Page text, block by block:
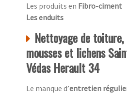
Les produits en Fibro-ciment
Les enduits
Nettoyage de
mousses et lichens
Védas Herault 34
Le manque d’entretien